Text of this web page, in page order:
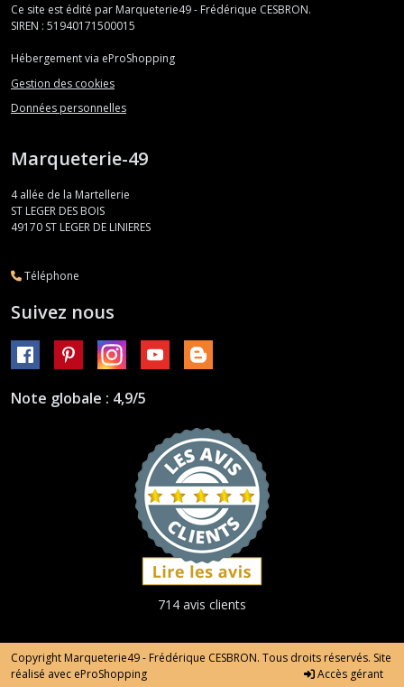
Ce site est édité par Marqueterie49 - Frédérique CESBRON.
SIREN : 51940171500015
Hébergement via eProShopping
Gestion des cookies
Données personnelles
Marqueterie-49
4 allée de la Martellerie
ST LEGER DES BOIS
49170 ST LEGER DE LINIERES
Téléphone
Suivez nous
Note globale : 4,9/5
714 avis clients
Copyright Marqueterie49 - Frédérique CESBRON. Tous droits réservés. Site
réalisé avec eProShopping Accès gérant